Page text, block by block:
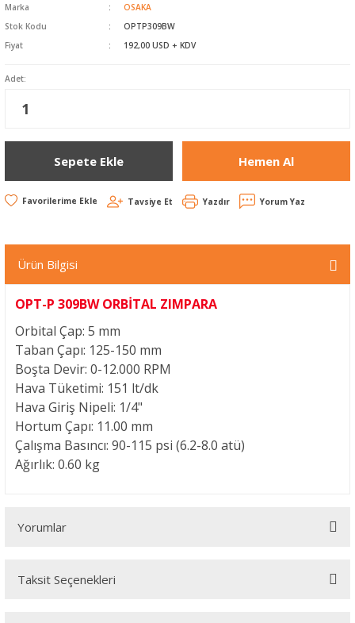
Marka
OSAKA
Stok Kodu
OPTP309BW
Fiyat
192,00 USD + KDV
Adet:
Sepete Ekle Hemen Al
Tavsiye Et Yazdır Yorum Yaz
Ürün Bilgisi
OPT-P 309BW ORBİTAL ZIMPARA
Orbital Çap: 5 mm
Taban Çapı: 125-150 mm
Boşta Devir: 0-12.000 RPM
Hava Tüketimi: 151 lt/dk
Hava Giriş Nipeli: 1/4"
Hortum Çapı: 11.00 mm
Çalışma Basıncı: 90-115 psi (6.2-8.0 atü)
Ağırlık: 0.60 kg
Yorumlar
Taksit Seçenekleri